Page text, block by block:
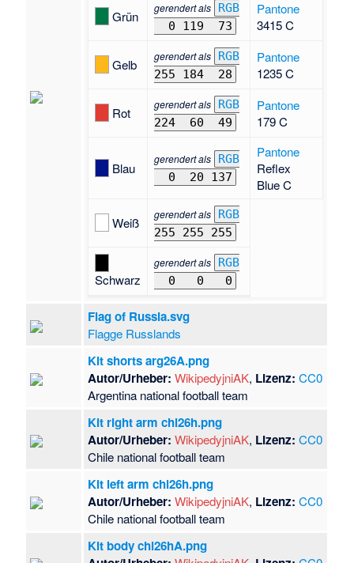
Grün
gerendert als RGB
0 119
73
Pantone
3415 C
Gelb
gerendert als RGB
255 184
28
Pantone
1235 C
Rot
gerendert als RGB
224
60 49
Pantone
179 C
Blau
gerendert als RGB
0
20 137
Pantone
Reflex
Blue C
Weiß
gerendert als RGB
255 255 255
Schwarz
gerendert als RGB
0
0 0
Flag of Russia.svg
Flagge Russlands
Kit shorts arg26A.png
Autor/Urheber: WikipedyjniAK, Lizenz: CC0
Argentina national football team
Kit right arm chl26h.png
Autor/Urheber: WikipedyjniAK, Lizenz: CC0
Chile national football team
Kit left arm chl26h.png
Autor/Urheber: WikipedyjniAK, Lizenz: CC0
Chile national football team
Kit body chl26hA.png